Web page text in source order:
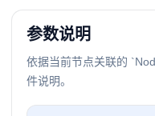
参数说明
依据当前节点关联的
件说明。